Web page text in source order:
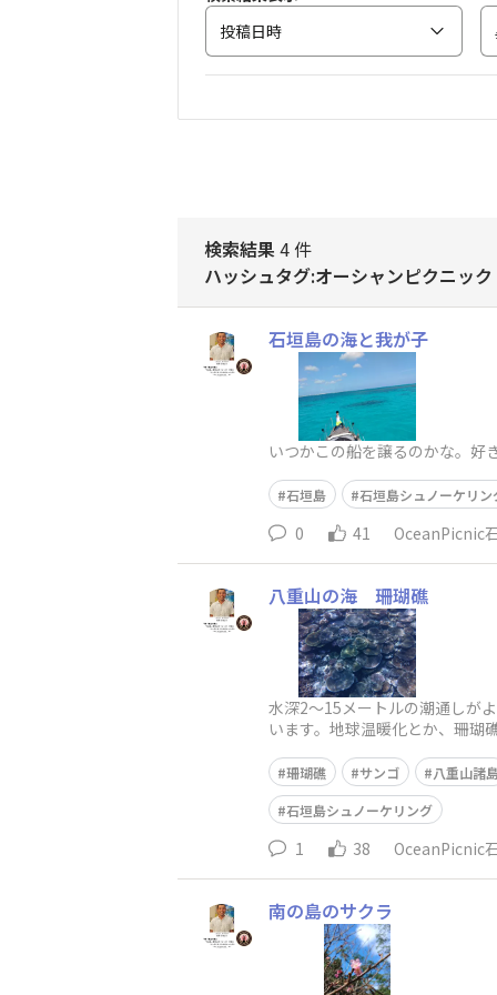
投稿日時
検索結果4 件
ハッシュタグ:オーシャンピクニック
石垣島の海と我が子
いつかこの船を譲るのかな。好
石垣島 石垣島シュノーケリン
0 41 OceanPicnic
八重山の海 珊瑚礁
水深2～15メートルの潮通しが
います。地球温暖化とか、珊瑚
珊瑚礁 サンゴ
八重山諸
石垣島シュノーケリング
1 38 OceanPicnic
南の島のサクラ